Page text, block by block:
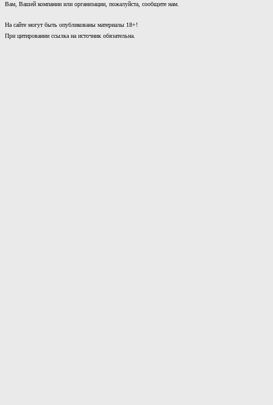
Вам, Вашей компании или организации, пожалуйста, сообщите нам.
На сайте могут быть опубликованы материалы 18+!
При цитировании ссылка на источник обязательна.